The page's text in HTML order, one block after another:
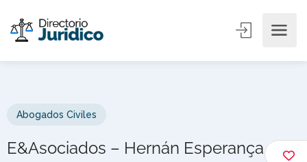
Abogados Civiles
E&Asociados – Hernán Esperança